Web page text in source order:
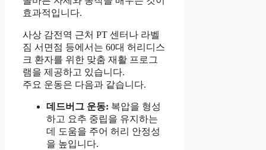
효과적입니다.
사상 감전역 근처 PT 센터나 라벨
짐 서면점 등에서는 60대 허리디스
크 환자를 위한 맞춤 재활 프로그
램을 제공하고 있습니다.
주요 운동은 다음과 같습니다.
데드버그 운동: 복압을 형성
하고 요추 중립을 유지하는
데 도움을 주어 허리 안정성
을 높입니다.